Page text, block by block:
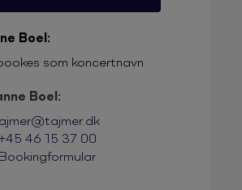
Boel:
som koncertnavn
Boel:
46 15 37 00
Bookingformular